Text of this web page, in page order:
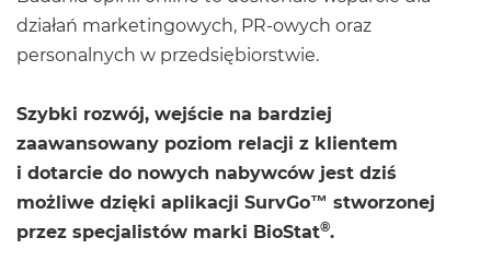
działań marketingowych, PR-owych oraz
personalnych w przedsiębiorstwie.
Szybki rozwój, wejście na bardziej
zaawansowany poziom relacji z klientem
i dotarcie do nowych nabywców jest dziś
możliwe dzięki aplikacji SurvGo™ stworzonej
przez specjalistów marki BioStat®.